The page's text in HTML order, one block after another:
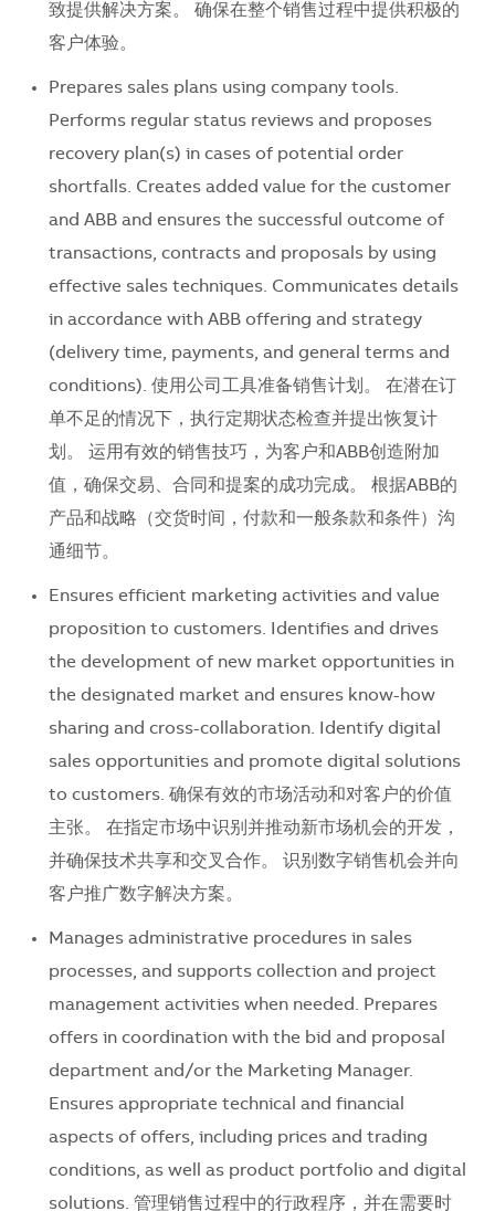
致提供解决方案。 确保在整个销售过程中提供积极的
客户体验。
Prepares sales plans using company tools.
Performs regular status reviews and proposes
recovery plan(s) in cases of potential order
shortfalls. Creates added value for the customer
and ABB and ensures the successful outcome of
transactions, contracts and proposals by using
effective sales techniques. Communicates details
in accordance with ABB offering and strategy
(delivery time, payments, and general terms and
conditions). 使用公司工具准备销售计划。 在潜在订
单不足的情况下，执行定期状态检查并提出恢复计
划。 运用有效的销售技巧，为客户和ABB创造附加
值，确保交易、合同和提案的成功完成。 根据ABB的
产品和战略（交货时间，付款和一般条款和条件）沟
通细节。
Ensures efficient marketing activities and value
proposition to customers. Identifies and drives
the development of new market opportunities in
the designated market and ensures know-how
sharing and cross-collaboration. Identify digital
sales opportunities and promote digital solutions
to customers. 确保有效的市场活动和对客户的价值
主张。 在指定市场中识别并推动新市场机会的开发，
并确保技术共享和交叉合作。 识别数字销售机会并向
客户推广数字解决方案。
Manages administrative procedures in sales
processes, and supports collection and project
management activities when needed. Prepares
offers in coordination with the bid and proposal
department and/or the Marketing Manager.
Ensures appropriate technical and financial
aspects of offers, including prices and trading
conditions, as well as product portfolio and digital
solutions. 管理销售过程中的行政程序，并在需要时